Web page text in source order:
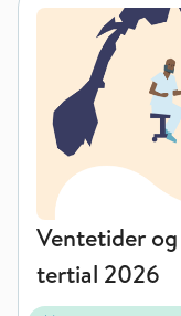
Ventetider
tertial 2026